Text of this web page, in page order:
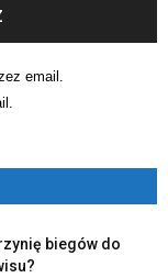
email.
biegów do